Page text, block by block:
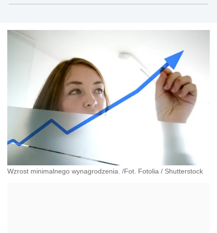
Wzrost minimalnego wynagrodzenia. /Fot. Fotolia / Shutterstock